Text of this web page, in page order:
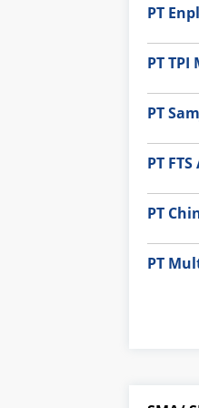
PT
PT
PT
PT
PT
PT